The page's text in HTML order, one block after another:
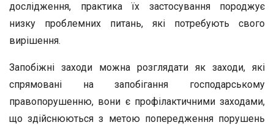
дослідження, практика їх застосування породжує
низку проблемних питань, які потребують свого
вирішення.
Запобіжні заходи можна розглядати як заходи, які
спрямовані на запобігання господарському
правопорушенню, вони є профілактичними заходами,
що здійснюються з метою попередження порушень